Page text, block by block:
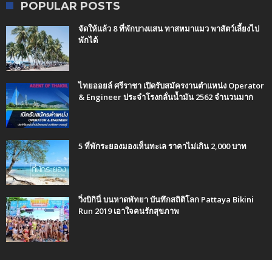
POPULAR POSTS
จัดให้แล้ว 8 ที่พักบางแสน ทาสหมาแมว พาสัตว์เลี้ยงไป
พักได้
ไทยออยล์ ศรีราชา เปิดรับสมัครงานตำแหน่ง Operator
& Engineer ประจำโรงกลั่นน้ำมัน 2562 จำนวนมาก
5 ที่พักระยองมองเห็นทะเล ราคาไม่เกิน 2,000 บาท
วิ่งบิกินี่ บนหาดพัทยา บันทึกสถิติโลก Pattaya Bikini
Run 2019 เอาใจคนรักสุขภาพ